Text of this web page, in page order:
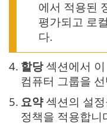
에서 적용된
평가되고 로
다.
4. 할당섹션에서 이
컴퓨터 그룹을
5. 요약섹션의 설
정책을 적용합니